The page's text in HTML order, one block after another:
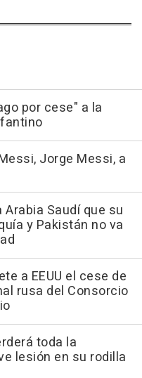
por cese" a la
Jorge Messi, a
Arabia Saudí que su
y Pakistán no va
a EEUU el cese de
rusa del Consorcio
toda la
lesión en su rodilla